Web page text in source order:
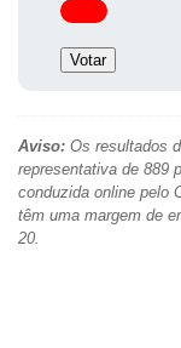
Aviso: Os resultados
representativa de 889
conduzida online pelo
têm uma margem de
20.